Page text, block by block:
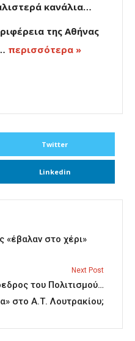
κανάλια…
της Αθήνας
περισσότερα »
Twitter
Linkedin
«έβαλαν στο χέρι»
Next Post
του Πολιτισμού…
στο Α.Τ. Λουτρακίου;